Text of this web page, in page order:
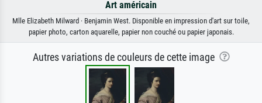
Art américain
Mlle Elizabeth Milward · Benjamin West. Disponible en impression d'art sur toile,
papier photo, carton aquarelle, papier non couché ou papier japonais.
Autres variations de couleurs de cette image